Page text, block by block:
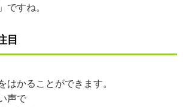
ですね。
目
はかることができます。
声で